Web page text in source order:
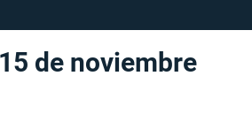
de noviembre